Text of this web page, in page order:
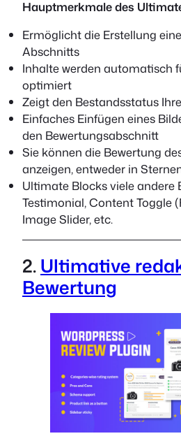
Hauptmerkmale des
Ermöglicht die Erstellung
Abschnitts
Inhalte werden automatisch
optimiert
Zeigt den Bestandsstatus
Einfaches Einfügen eines
den Bewertungsabschnitt
Sie können die Bewertung
anzeigen, entweder in
Ultimate Blocks viele andere
Testimonial, Content Toggle
Image Slider, etc.
2.Ultimative
Bewertung